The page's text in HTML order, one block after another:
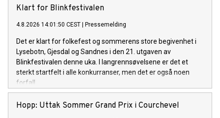
Klart for Blinkfestivalen
4.8.2026 14:01:50 CEST Pressemelding
Det er klart for folkefest og sommerens store begivenhet i
Lysebotn, Gjesdal og Sandnes i den 21. utgaven av
Blinkfestivalen denne uka. I langrennsøvelsene er det et
sterkt startfelt i alle konkurranser, men det er også noen
forfall.
Hopp: Uttak Sommer Grand Prix i Courchevel